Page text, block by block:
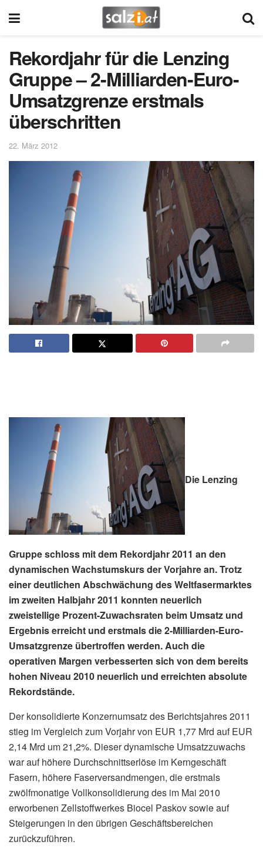
Rekordjahr für die Lenzing
Gruppe – 2-Milliarden-Euro-
Umsatzgrenze erstmals
überschritten
22. März 2012
Die Lenzing
Gruppe schloss mit dem Rekordjahr 2011 an den
dynamischen Wachstumskurs der Vorjahre an. Trotz
einer deutlichen Abschwächung des Weltfasermarktes
im zweiten Halbjahr 2011 konnten neuerlich
zweistellige Prozent-Zuwachsraten beim Umsatz und
Ergebnis erreicht und erstmals die 2-Milliarden-Euro-
Umsatzgrenze übertroffen werden. Auch die
operativen Margen verbesserten sich von dem bereits
hohen Niveau 2010 neuerlich und erreichten absolute
Rekordstände.
Der konsolidierte Konzernumsatz des Berichtsjahres 2011
stieg im Vergleich zum Vorjahr von EUR 1,77 Mrd auf EUR
2,14 Mrd um 21,2%. Dieser dynamische Umsatzzuwachs
war auf höhere Durchschnittserlöse im Kerngeschäft
Fasern, höhere Faserversandmengen, die erstmals
zwölfmonatige Vollkonsolidierung des im Mai 2010
erworbenen Zellstoffwerkes Biocel Paskov sowie auf
Steigerungen in den übrigen Geschäftsbereichen
zurückzuführen.